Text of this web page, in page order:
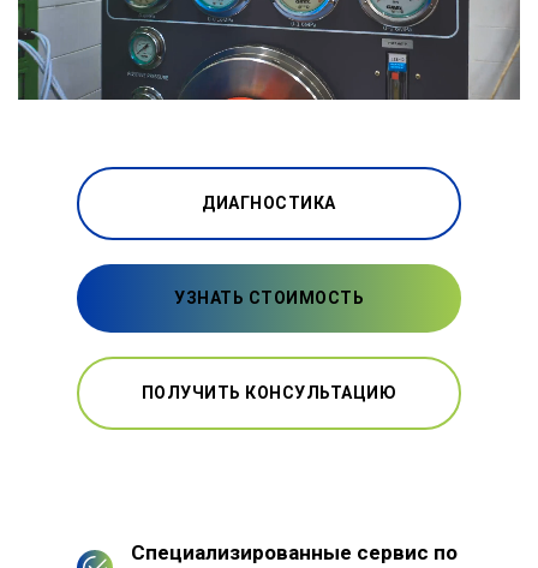
ДИАГНОСТИКА
УЗНАТЬ СТОИМОСТЬ
ПОЛУЧИТЬ КОНСУЛЬТАЦИЮ
Специализированные сервис по